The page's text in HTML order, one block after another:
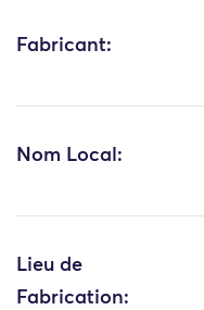
Fabricant:
Nom Local:
Lieu de
Fabrication: